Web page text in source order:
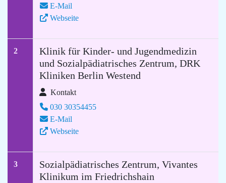
E-Mail
Webseite
2
Klinik für Kinder- und Jugendmedizin
und Sozialpädiatrisches Zentrum, DRK
Kliniken Berlin Westend
Kontakt
030 30354455
E-Mail
Webseite
3
Sozialpädiatrisches Zentrum, Vivantes
Klinikum im Friedrichshain